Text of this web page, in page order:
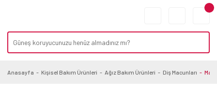
Anasayfa Kişisel Bakım Ürünleri Ağız Bakım Ürünleri Diş Macunları